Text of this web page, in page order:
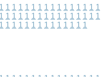
1 1 1 1 1 1 1 1 1 1 1 1 1 1 1 1
1 1 1 1 1 1 1 1 1 1 1 1 1 1 1 1
1 1 1 1 1 1 1 1 1 1 1 1 1 1